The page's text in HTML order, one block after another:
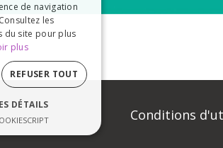
Conditions
de navigation
les
du site pour plus
plus
REFUSER TOUT
DÉTAILS